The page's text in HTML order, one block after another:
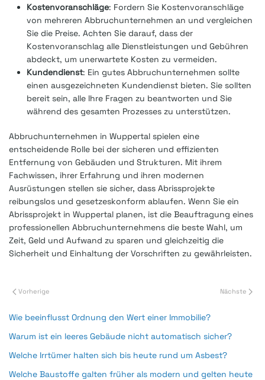
Kostenvoranschläge: Fordern Sie Kostenvoranschläge
von mehreren Abbruchunternehmen an und vergleichen
Sie die Preise. Achten Sie darauf, dass der
Kostenvoranschlag alle Dienstleistungen und Gebühren
abdeckt, um unerwartete Kosten zu vermeiden.
Kundendienst: Ein gutes Abbruchunternehmen sollte
einen ausgezeichneten Kundendienst bieten. Sie sollten
bereit sein, alle Ihre Fragen zu beantworten und Sie
während des gesamten Prozesses zu unterstützen.
Abbruchunternehmen in Wuppertal spielen eine
entscheidende Rolle bei der sicheren und effizienten
Entfernung von Gebäuden und Strukturen. Mit ihrem
Fachwissen, ihrer Erfahrung und ihren modernen
Ausrüstungen stellen sie sicher, dass Abrissprojekte
reibungslos und gesetzeskonform ablaufen. Wenn Sie ein
Abrissprojekt in Wuppertal planen, ist die Beauftragung eines
professionellen Abbruchunternehmens die beste Wahl, um
Zeit, Geld und Aufwand zu sparen und gleichzeitig die
Sicherheit und Einhaltung der Vorschriften zu gewährleisten.
Vorherige Nächste
Wie beeinflusst Ordnung den Wert einer Immobilie?
Warum ist ein leeres Gebäude nicht automatisch sicher?
Welche Irrtümer halten sich bis heute rund um Asbest?
Welche Baustoffe galten früher als modern und gelten heute